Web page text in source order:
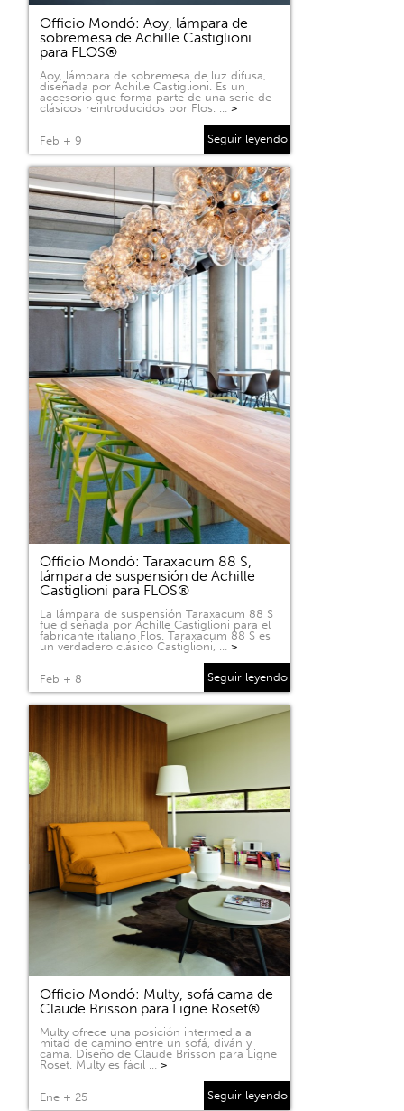
Officio Mondó: Aoy, lámpara de
sobremesa de Achille Castiglioni
para FLOS®
Aoy, lámpara de sobremesa de luz difusa,
diseñada por Achille Castiglioni. Es un
accesorio que forma parte de una serie de
clásicos reintroducidos por Flos. … >
Feb + 9 Seguir leyendo
Officio Mondó: Taraxacum 88 S,
lámpara de suspensión de Achille
Castiglioni para FLOS®
La lámpara de suspensión Taraxacum 88 S
fue diseñada por Achille Castiglioni para el
fabricante italiano Flos. Taraxacum 88 S es
un verdadero clásico Castiglioni, … >
Feb + 8 Seguir leyendo
Officio Mondó: Multy, sofá cama de
Claude Brisson para Ligne Roset®
Multy ofrece una posición intermedia a
mitad de camino entre un sofá, diván y
cama. Diseño de Claude Brisson para Ligne
Roset. Multy es fácil … >
Ene + 25 Seguir leyendo